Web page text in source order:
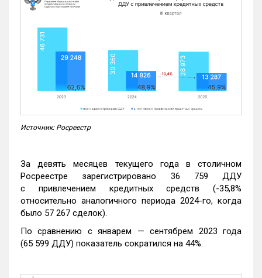
Источник: Росреестр
За девять месяцев текущего года в столичном
Росреестре зарегистрировано 36 759 ДДУ
с привлечением кредитных средств (-35,8%
относительно аналогичного периода 2024-го, когда
было 57 267 сделок).
По сравнению с январем — сентябрем 2023 года
(65 599 ДДУ) показатель сократился на 44%.